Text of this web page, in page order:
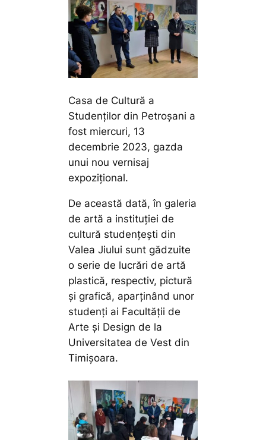
Casa de Cultură a
Studenților din Petroșani a
fost miercuri, 13
decembrie 2023, gazda
unui nou vernisaj
expozițional.
De această dată, în galeria
de artă a instituției de
cultură studențești din
Valea Jiului sunt gădzuite
o serie de lucrări de artă
plastică, respectiv, pictură
și grafică, aparținând unor
studenți ai Facultății de
Arte și Design de la
Universitatea de Vest din
Timișoara.